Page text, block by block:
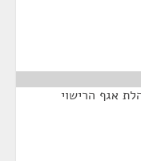
אגף הרישוי